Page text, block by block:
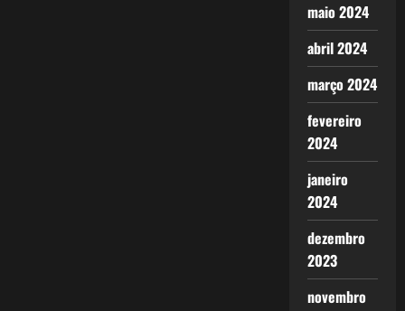
maio 2024
abril 2024
março 2024
fevereiro
2024
janeiro
2024
dezembro
2023
novembro